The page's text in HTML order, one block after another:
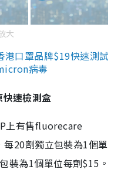
大
港口罩品牌$19快速測試
病毒
速檢測盒
上有售fluorecare
每20劑獨立包裝為1個單
裝為1個單位每劑$15。